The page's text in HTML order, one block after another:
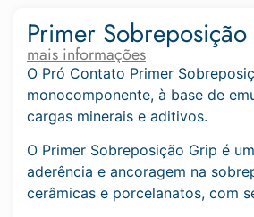
Primer
mais informações
O Pró Contato Primer
monocomponente, à base de
cargas minerais e aditivos.
O Primer Sobreposição Grip é
aderência e ancoragem na
cerâmicas e porcelanatos, com